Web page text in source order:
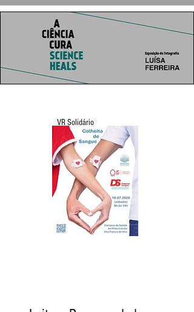
VR Solidário